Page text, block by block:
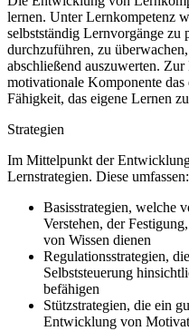
lernen. Unter Lernkompetenz
selbstständig Lernvorgänge zu
durchzuführen, zu
abschließend auszuwerten.
motivationale Komponente das
Fähigkeit, das eigene Lernen
Strategien
Im Mittelpunkt der
Lernstrategien. Diese umfassen:
Basisstrategien, welche
Verstehen, der
von Wissen dienen
Regulationsstrategien,
Selbststeuerung
befähigen
Stützstrategien, die ein
Entwicklung von